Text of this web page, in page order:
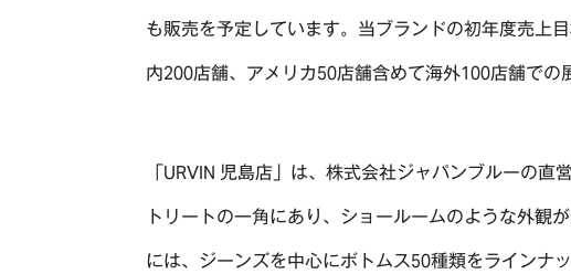
も販売を予定しています。当ブランドの初年度売上
内200店舗、アメリカ50店舗含めて海外100店舗での
「URVIN 児島店」は、株式会社ジャパンブルーの
トリートの一角にあり、ショールームのような外観
には、ジーンズを中心にボトムス50種類をラインナ